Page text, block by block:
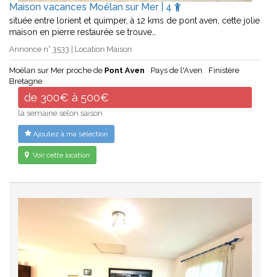
Maison vacances Moëlan sur Mer | 4
située entre lorient et quimper, à 12 kms de pont aven, cette jolie
maison en pierre restaurée se trouve…
Annonce n° 3533 | Location Maison
Moëlan sur Mer proche de Pont Aven Pays de l'Aven
Finistère
Bretagne
de 300€ à 500€
la semaine selon saison
Ajoutez à ma sélection
Voir cette location